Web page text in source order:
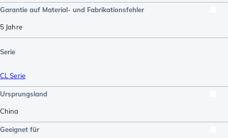
Garantie auf Material- und Fabrikationsfehler
5 Jahre
Serie
CL Serie
Ursprungsland
China
Geeignet für